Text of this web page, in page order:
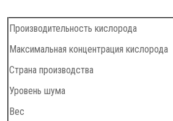
Производительность кислорода
Максимальная концентрация кислорода
Страна производства
Уровень шума
Вес